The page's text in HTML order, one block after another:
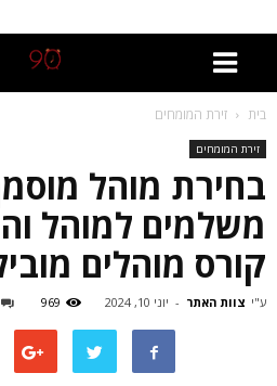
בית זירת המומחים
זירת המומחים
בחירת מוהל
משלמים למוהל
קורס מוהלים
ע"י צוות האתר - יוני 10, 2024 969